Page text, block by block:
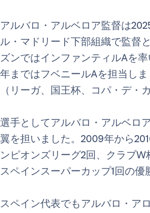
アルバロ・アルベロア監督は
ル・マドリード下部組織で監督
ズンではインファンティルAを
年まではフベニールAを担当し
（リーガ、国王杯、コパ・デ・
選手としてアルバロ・アルベロ
翼を担いました。2009年から
ンピオンズリーグ2回、クラブW
スペインスーパーカップ1回の優
スペイン代表でもアルバロ・ア